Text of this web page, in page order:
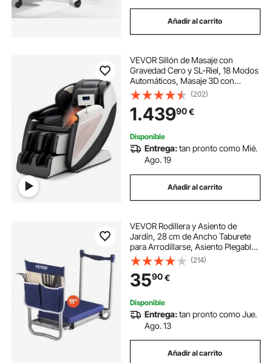
Añadir al carrito
VEVOR Sillón de Masaje con
Gravedad Cero y SL-Riel, 18 Modos
Automáticos, Masaje 3D con
Calefacción, Pedal Retráctil, 36
Airbags, Rodillo para Pies, Pantalla
LCD, Botones en el Reposabrazos y
Ruedas
(202)
1.43990€
Disponible
Entrega:tan pronto como Mié.
Ago. 19
Añadir al carrito
VEVOR Rodillera y Asiento de
Jardín, 28 cm de Ancho Taburete
para Arrodillarse, Asiento Plegable
con 1 Bolsa de Herramientas, Alivia
el Dolor de Rodillas y Espalda
Banco de Jardín Antideslizante
(214)
3590€
Disponible
Entrega:tan pronto como Jue.
Ago. 13
Añadir al carrito